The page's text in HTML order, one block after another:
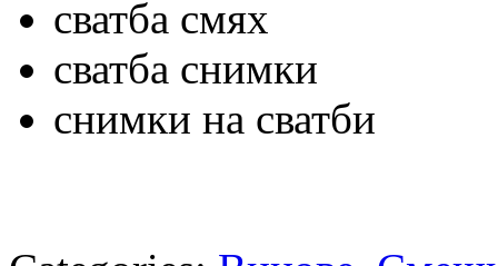
сватба смях
сватба снимки
снимки на сватби